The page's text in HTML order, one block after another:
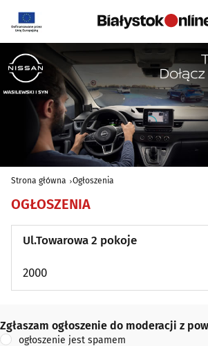
Strona główna Ogłoszenia
OGŁOSZENIA
Ul.Towarowa 2 pokoje
2000
Zgłaszam ogłoszenie do moderacji z powodu:
Zgłaszam ogłoszenie do moderacji z
ogłoszenie jest spamem